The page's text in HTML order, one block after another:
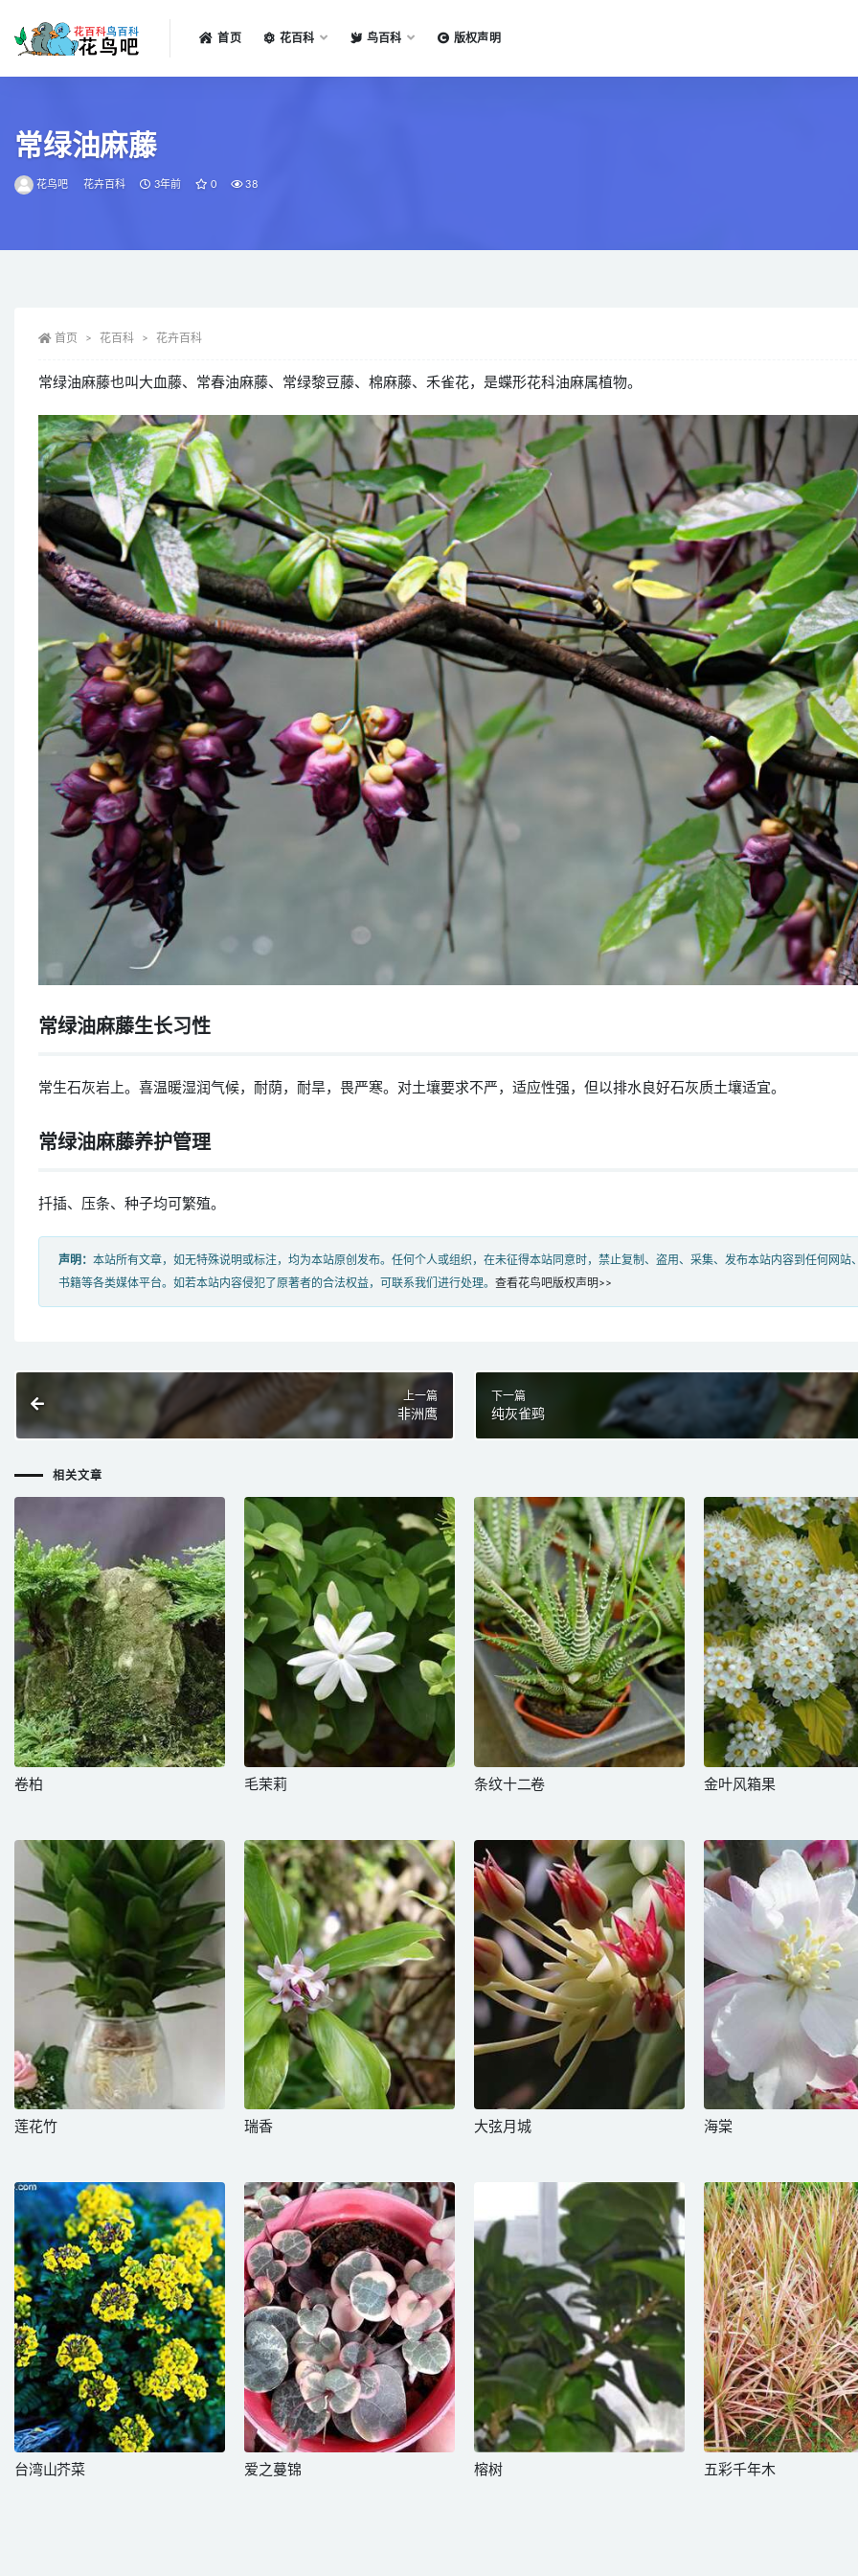
首页 花百科 鸟百科 版权声明
常绿油麻藤
花鸟吧 花卉百科 3年前 0 38
首页 花百科 花卉百科
常绿油麻藤也叫大血藤、常春油麻藤、常绿黎豆藤、棉麻藤、禾雀花，是蝶形花科油麻属植物。
常绿油麻藤生长习性
常生石灰岩上。喜温暖湿润气候，耐荫，耐旱，畏严寒。对土壤要求不严，适应性强，但以排水良好石灰质土壤适宜。
常绿油麻藤养护管理
扦插、压条、种子均可繁殖。
声明： 本站所有文章，如无特殊说明或标注，均为本站原创发布。任何个人或组织，在未征得本站同意时，禁止复制、盗用、采集、发布本站内容到任何网站
书籍等各类媒体平台。如若本站内容侵犯了原著者的合法权益，可联系我们进行处理。 查看花鸟吧版权声明>>
上一篇
非洲鹰
下一篇
纯灰雀鹀
相关文章
卷柏 毛茉莉 条纹十二卷 金叶风箱果
莲花竹 瑞香 大弦月城 海棠
台湾山芥菜 爱之蔓锦 榕树 五彩千年木